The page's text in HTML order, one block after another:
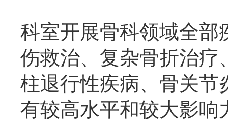
科室开展骨科领域全部
伤救治、复杂骨折治疗
柱退行性疾病、骨关节
有较高水平和较大影响